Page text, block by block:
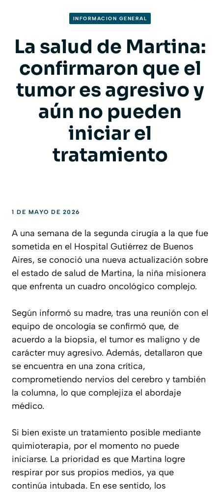
INFORMACION GENERAL
La salud de Martina:
confirmaron que el
tumor es agresivo y
aún no pueden
iniciar el
tratamiento
1 DE MAYO DE 2026
A una semana de la segunda cirugía a la que fue
sometida en el Hospital Gutiérrez de Buenos
Aires, se conoció una nueva actualización sobre
el estado de salud de Martina, la niña misionera
que enfrenta un cuadro oncológico complejo.
Según informó su madre, tras una reunión con el
equipo de oncología se confirmó que, de
acuerdo a la biopsia, el tumor es maligno y de
carácter muy agresivo. Además, detallaron que
se encuentra en una zona crítica,
comprometiendo nervios del cerebro y también
la columna, lo que complejiza el abordaje
médico.
Si bien existe un tratamiento posible mediante
quimioterapia, por el momento no puede
iniciarse. La prioridad es que Martina logre
respirar por sus propios medios, ya que
continúa intubada. En ese sentido, los